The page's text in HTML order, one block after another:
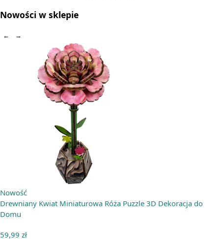
Nowości w sklepie
← →
Nowość
Drewniany Kwiat Miniaturowa Róża Puzzle 3D Dekoracja do
Domu
59,99 zł